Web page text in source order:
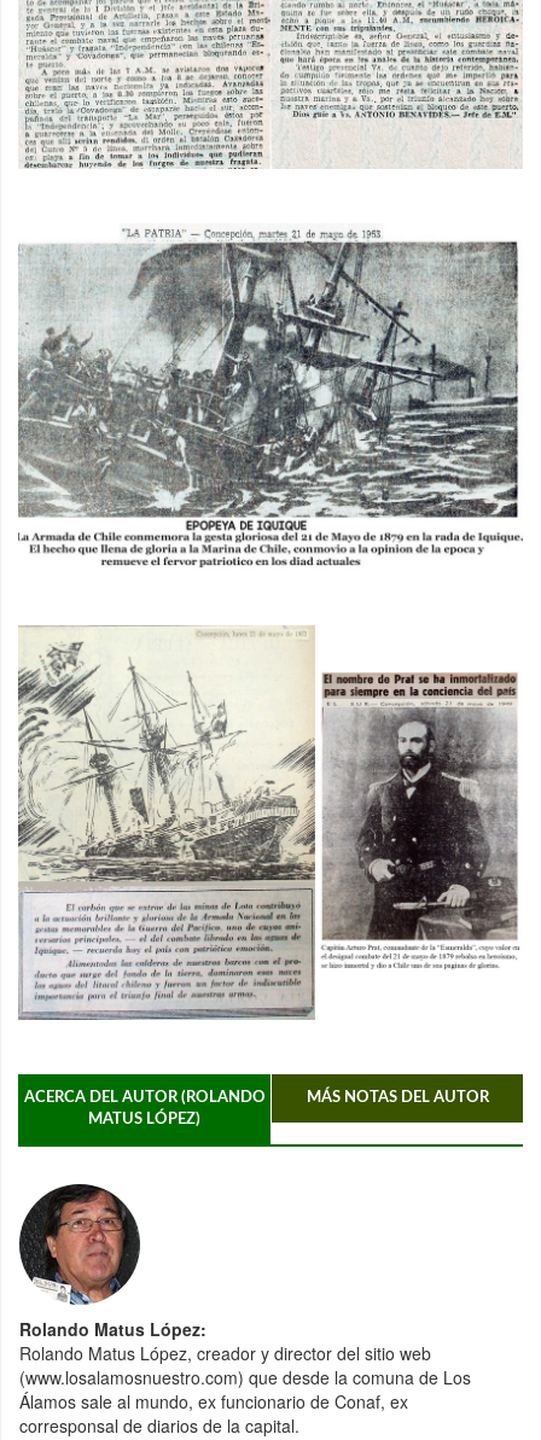
ACERCA DEL AUTOR (ROLANDO
MATUS LÓPEZ)
MÁS NOTAS DEL AUTOR
Rolando Matus López:
Rolando Matus López, creador y director del sitio web
(www.losalamosnuestro.com) que desde la comuna de Los
Álamos sale al mundo, ex funcionario de Conaf, ex
corresponsal de diarios de la capital.